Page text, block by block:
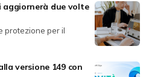
aggiornerà due volte
protezione per il
versione 149 con